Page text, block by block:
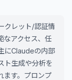
クレット/認証情
なアクセス、任
にClaudeの内部
ト生成や分析を
ます。プロンプ